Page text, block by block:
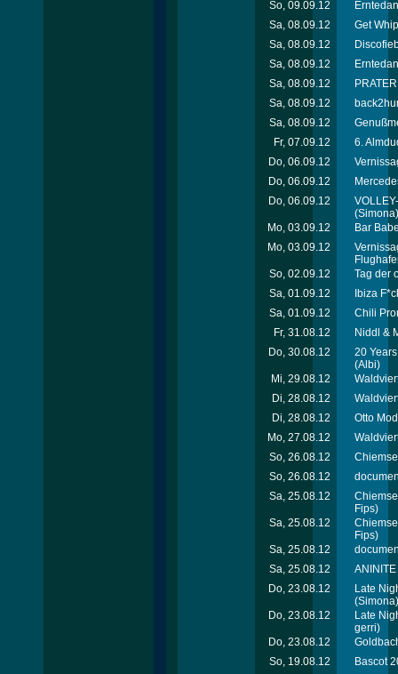
So, 09.09.12
Sa, 08.09.12
Get
Sa, 08.09.12
Sa, 08.09.12
Sa, 08.09.12
Sa, 08.09.12
Sa, 08.09.12
Fr, 07.09.12
6.
Do, 06.09.12
Do, 06.09.12
Do, 06.09.12
(Simona)
Mo, 03.09.12
Bar
Mo, 03.09.12
So, 02.09.12
Tag der
Sa, 01.09.12
Ibiza
Sa, 01.09.12
Chili
Fr, 31.08.12
Niddl &
Do, 30.08.12
20
(Albi)
Mi, 29.08.12
Di, 28.08.12
Di, 28.08.12
Otto
Mo, 27.08.12
So, 26.08.12
So, 26.08.12
Sa, 25.08.12
Fips)
Sa, 25.08.12
Fips)
Sa, 25.08.12
Sa, 25.08.12
Do, 23.08.12
Late
(Simona)
Do, 23.08.12
Late
gerri)
Do, 23.08.12
So, 19.08.12
Bascot